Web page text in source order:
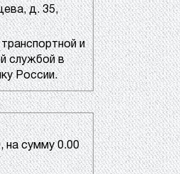
д. 35,
и
службой в
России.
, на сумму0.00